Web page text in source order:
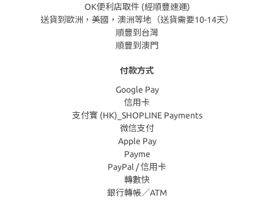
OK便利店取件 (經順豐速運)
送貨到歐洲，美國，澳洲等地（送貨需要10-14天）
順豐到台灣
順豐到澳門
付款方式
Google Pay
信用卡
支付寶 (HK)_SHOPLINE Payments
微信支付
Apple Pay
Payme
PayPal / 信用卡
轉數快
銀行轉帳／ATM